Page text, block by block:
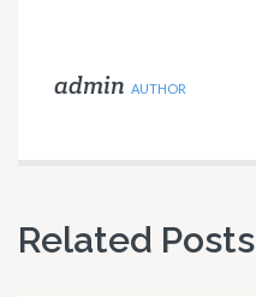
admin AUTHOR
Related Posts